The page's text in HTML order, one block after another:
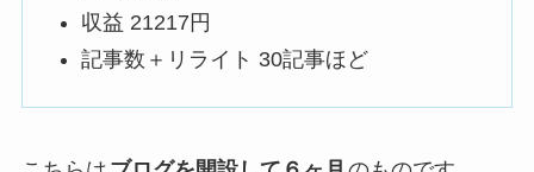
収益 21217円
記事数＋リライト 30記事ほど